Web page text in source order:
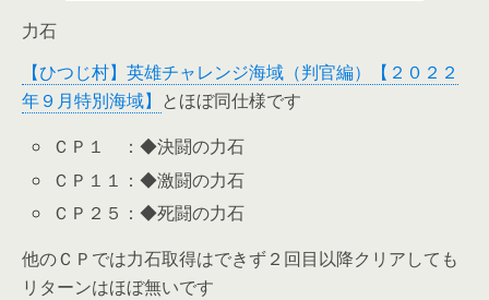
力石
【ひつじ村】英雄チャレンジ海域（判官編）【２０２２
年９月特別海域】 とほぼ同仕様です
ＣＰ１ ：◆決闘の力石
ＣＰ１１：◆激闘の力石
ＣＰ２５：◆死闘の力石
他のＣＰでは力石取得はできず２回目以降クリアしても
リターンはほぼ無いです